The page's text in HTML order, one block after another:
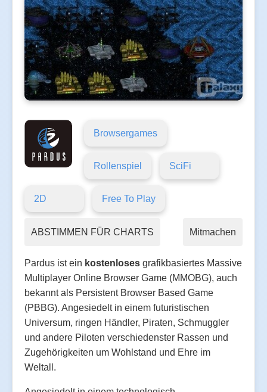
Browsergames
Rollenspiel SciFi
2D Free To Play
ABSTIMMEN FÜR CHARTS Mitmachen
Pardus ist ein kostenloses grafikbasiertes Massive
Multiplayer Online Browser Game (MMOBG), auch
bekannt als Persistent Browser Based Game
(PBBG). Angesiedelt in einem futuristischen
Universum, ringen Händler, Piraten, Schmuggler
und andere Piloten verschiedenster Rassen und
Zugehörigkeiten um Wohlstand und Ehre im
Weltall.